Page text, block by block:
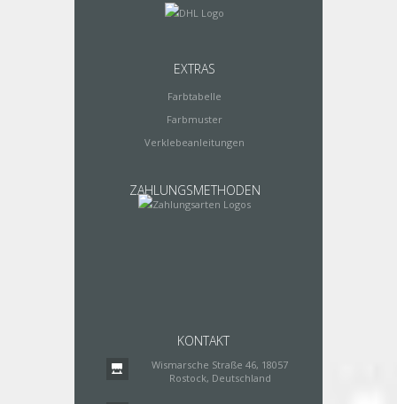
EXTRAS
Farbtabelle
Farbmuster
Verklebeanleitungen
ZAHLUNGSMETHODEN
KONTAKT
Wismarsche Straße 46, 18057
Rostock, Deutschland